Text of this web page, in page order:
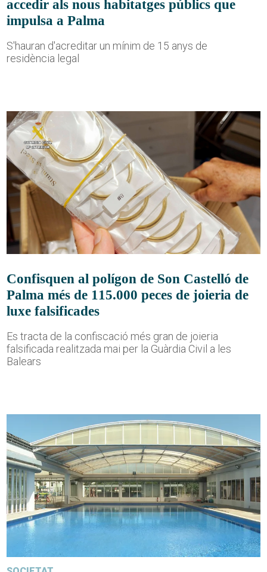
accedir als nous habitatges públics que
impulsa a Palma
S'hauran d'acreditar un mínim de 15 anys de
residència legal
Confisquen al polígon de Son Castelló de
Palma més de 115.000 peces de joieria de
luxe falsificades
Es tracta de la confiscació més gran de joieria
falsificada realitzada mai per la Guàrdia Civil a les
Balears